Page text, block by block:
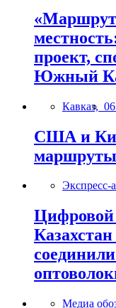
проект,
Южный
Кавказ,
США и
Экспресс-
Цифровой
Медиа